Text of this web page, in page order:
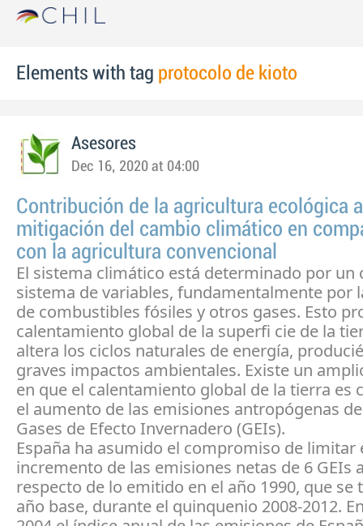
Elements with tag protocolo de kioto
Asesores
Dec 16, 2020 at 04:00
Contribución de la agricultura ecológica
mitigación del cambio climático en
con la agricultura convencional
El sistema climático está determinado por un
sistema de variables, fundamentalmente por
de combustibles fósiles y otros gases. Esto
calentamiento global de la superfi cie de la
altera los ciclos naturales de energía,
graves impactos ambientales. Existe un
en que el calentamiento global de la tierra es
el aumento de las emisiones antropógenas
Gases de Efecto Invernadero (GEIs).
España ha asumido el compromiso de limitar
incremento de las emisiones netas de 6 GEIs
respecto de lo emitido en el año 1990, que se
año base, durante el quinquenio 2008-2012.